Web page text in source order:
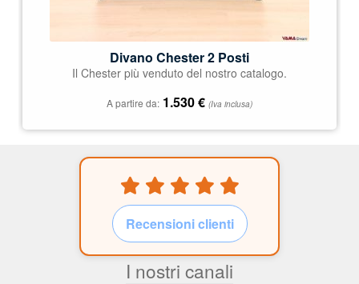
Divano Chester 2 Posti
Il Chester più venduto del nostro catalogo.
A partire da: 1.530€ (Iva inclusa)
Recensioni clienti
I nostri canali